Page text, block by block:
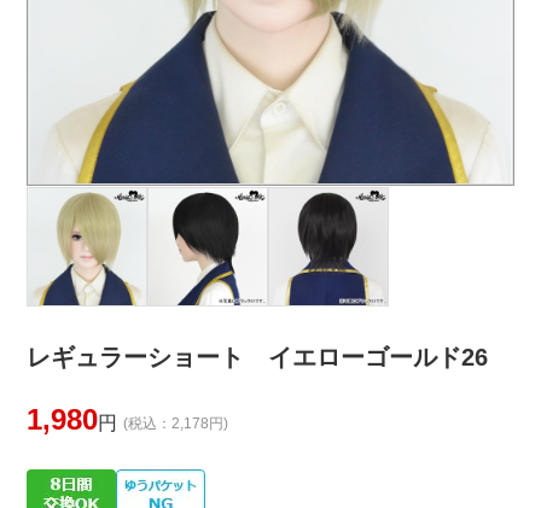
レギュラーショート イエローゴールド26
1,980円 (税込：2,178円)